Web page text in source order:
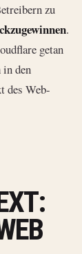
zu
.
getan
in den
des Web-